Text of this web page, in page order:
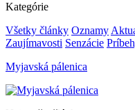
Kategórie
Všetky články Oznamy
Zaujímavosti Senzácie
Myjavská pálenica